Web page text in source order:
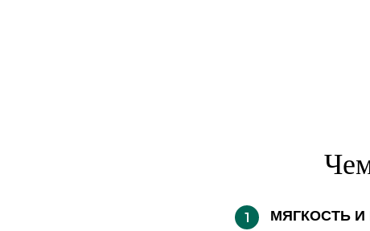
1 МЯГКОСТЬ